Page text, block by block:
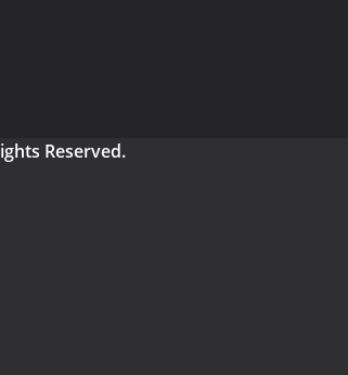
Reserved.